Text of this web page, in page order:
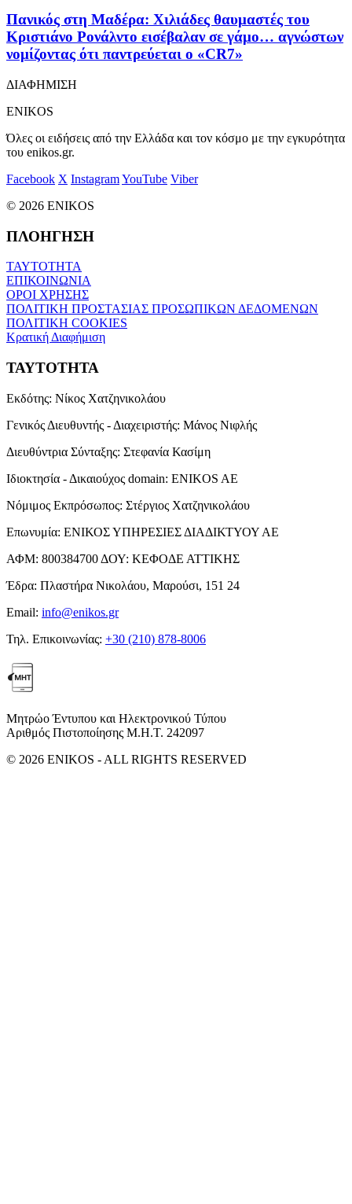
Πανικός στη Μαδέρα: Χιλιάδες θαυμαστές του
Κριστιάνο Ρονάλντο εισέβαλαν σε γάμο… αγνώστων
νομίζοντας ότι παντρεύεται ο «CR7»
ΔΙΑΦΗΜΙΣΗ
ENIKOS
Όλες οι ειδήσεις από την Ελλάδα και τον κόσμο με την εγκυρότητα
του enikos.gr.
Facebook X InstagramYouTube Viber
© 2026 ENIKOS
ΠΛΟΗΓΗΣΗ
ΤΑΥΤΟΤΗΤΑ
ΕΠΙΚΟΙΝΩΝΙΑ
ΟΡΟΙ ΧΡΗΣΗΣ
ΠΟΛΙΤΙΚΗ ΠΡΟΣΤΑΣΙΑΣ ΠΡΟΣΩΠΙΚΩΝ ΔΕΔΟΜΕΝΩΝ
ΠΟΛΙΤΙΚΗ COOKIES
Κρατική Διαφήμιση
ΤΑΥΤΟΤΗΤΑ
Εκδότης: Νίκος Χατζηνικολάου
Γενικός Διευθυντής - Διαχειριστής: Μάνος Νιφλής
Διευθύντρια Σύνταξης: Στεφανία Κασίμη
Ιδιοκτησία - Δικαιούχος domain: ENIKOS AE
Νόμιμος Εκπρόσωπος: Στέργιος Χατζηνικολάου
Επωνυμία: ΕΝΙΚΟΣ ΥΠΗΡΕΣΙΕΣ ΔΙΑΔΙΚΤΥΟΥ ΑΕ
ΑΦΜ: 800384700 ΔΟΥ: ΚΕΦΟΔΕ ΑΤΤΙΚΗΣ
Έδρα: Πλαστήρα Νικολάου, Μαρούσι, 151 24
Email: info@enikos.gr
Τηλ. Επικοινωνίας: +30 (210) 878-8006
Μητρώο Έντυπου και Ηλεκτρονικού Τύπου
Αριθμός Πιστοποίησης Μ.Η.Τ. 242097
© 2026 ENIKOS - ALL RIGHTS RESERVED